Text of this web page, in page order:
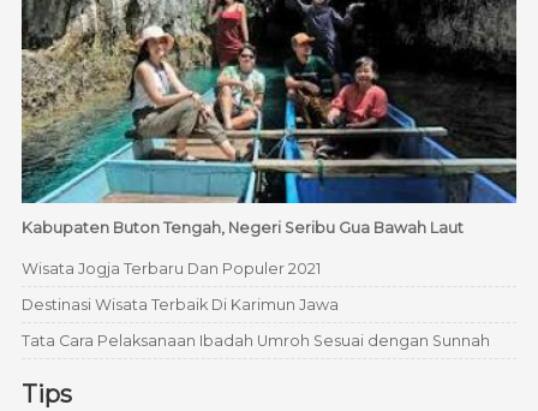
Kabupaten Buton Tengah, Negeri Seribu Gua Bawah Laut
Wisata Jogja Terbaru Dan Populer 2021
Destinasi Wisata Terbaik Di Karimun Jawa
Tata Cara Pelaksanaan Ibadah Umroh Sesuai dengan Sunnah
Tips